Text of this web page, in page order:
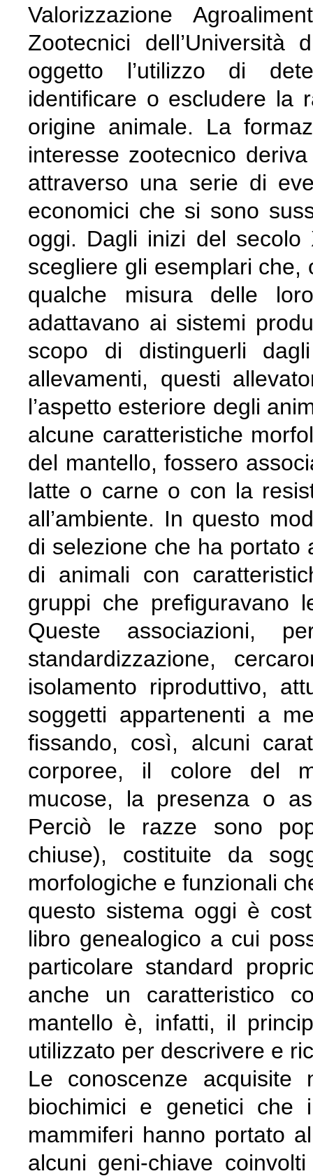
Valorizzazione
Zootecnici
oggetto l’utilizzo di
identificare o escludere la
origine animale. La
interesse zootecnico
attraverso una serie di
economici che si sono
oggi. Dagli inizi del secolo
scegliere gli esemplari
qualche misura delle
adattavano ai sistemi
scopo di distinguerli
allevamenti, questi
l’aspetto esteriore degli
alcune caratteristiche
del mantello, fossero
latte o carne o con la
all’ambiente. In questo
di selezione che ha portato
di animali con
gruppi che prefiguravano
Queste associazioni,
standardizzazione,
isolamento riproduttivo,
soggetti appartenenti a
fissando, così, alcuni
corporee, il colore del
mucose, la presenza o
Perciò le razze sono
chiuse), costituite da
morfologiche e funzionali
questo sistema oggi è
libro genealogico a cui
particolare standard
anche un caratteristico
mantello è, infatti, il
utilizzato per descrivere e
Le conoscenze acquisite
biochimici e genetici che
mammiferi hanno portato
alcuni geni-chiave